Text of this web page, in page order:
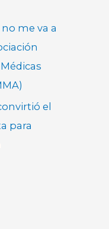
me va a
el
para